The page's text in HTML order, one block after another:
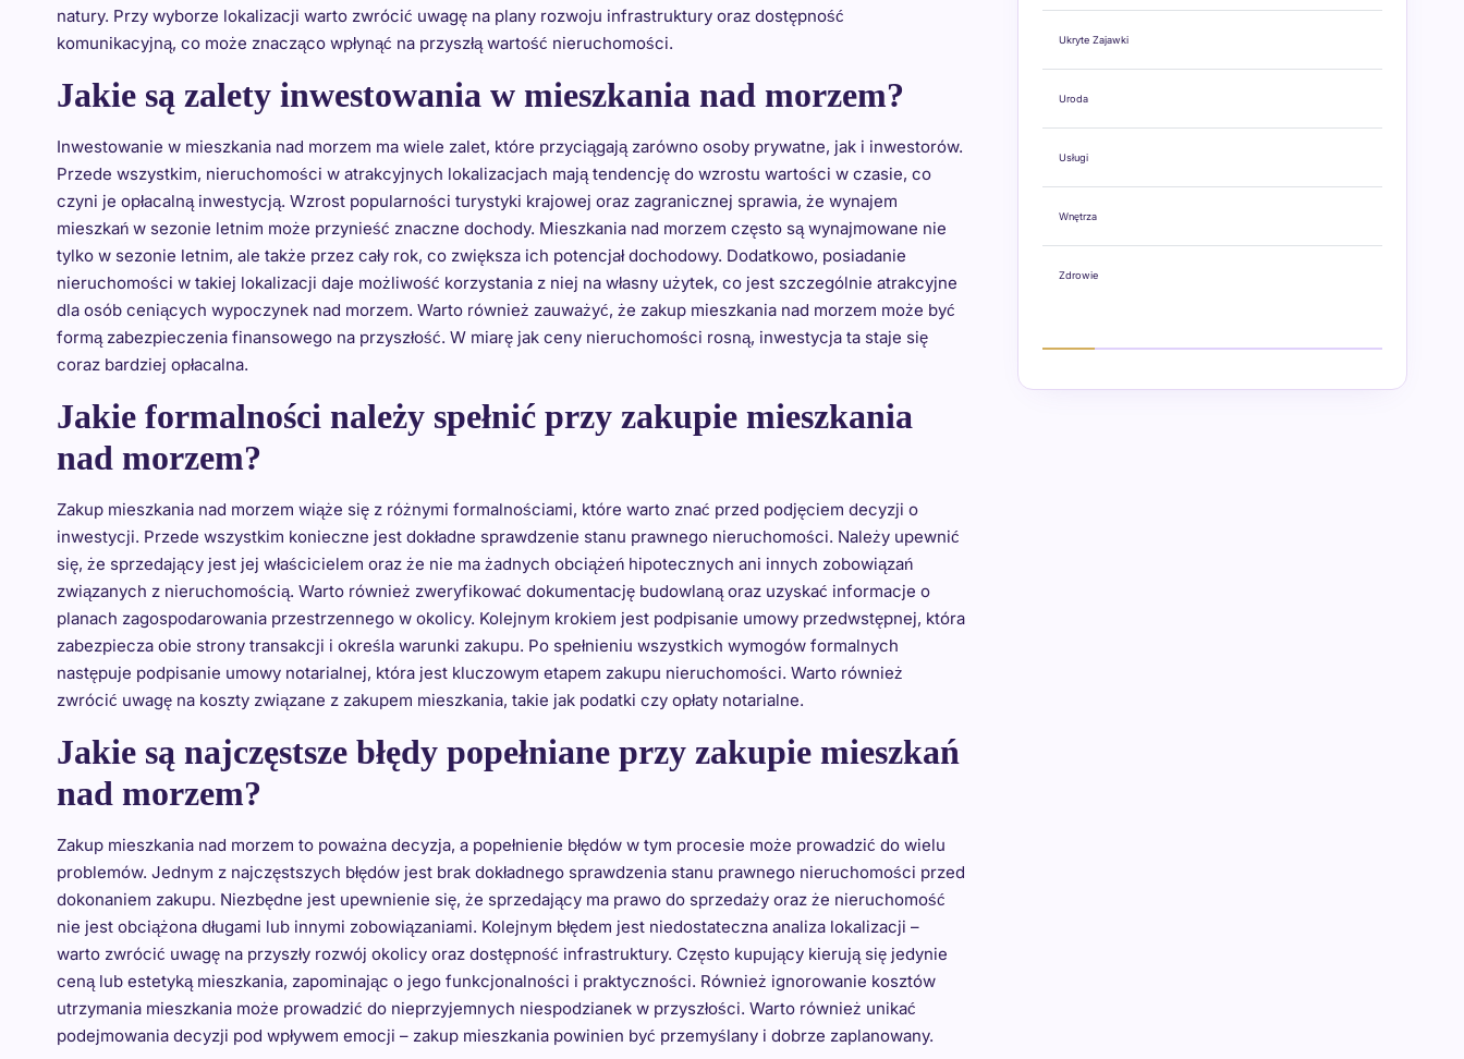
natury. Przy wyborze lokalizacji warto zwrócić uwagę na plany rozwoju infrastruktury oraz dostępność
komunikacyjną, co może znacząco wpłynąć na przyszłą wartość nieruchomości.
Jakie są zalety inwestowania w mieszkania nad morzem?
Inwestowanie w mieszkania nad morzem ma wiele zalet, które przyciągają zarówno osoby prywatne, jak i inwestorów.
Przede wszystkim, nieruchomości w atrakcyjnych lokalizacjach mają tendencję do wzrostu wartości w czasie, co
czyni je opłacalną inwestycją. Wzrost popularności turystyki krajowej oraz zagranicznej sprawia, że wynajem
mieszkań w sezonie letnim może przynieść znaczne dochody. Mieszkania nad morzem często są wynajmowane nie
tylko w sezonie letnim, ale także przez cały rok, co zwiększa ich potencjał dochodowy. Dodatkowo, posiadanie
nieruchomości w takiej lokalizacji daje możliwość korzystania z niej na własny użytek, co jest szczególnie atrakcyjne
dla osób ceniących wypoczynek nad morzem. Warto również zauważyć, że zakup mieszkania nad morzem może być
formą zabezpieczenia finansowego na przyszłość. W miarę jak ceny nieruchomości rosną, inwestycja ta staje się
coraz bardziej opłacalna.
Jakie formalności należy spełnić przy zakupie mieszkania
nad morzem?
Zakup mieszkania nad morzem wiąże się z różnymi formalnościami, które warto znać przed podjęciem decyzji o
inwestycji. Przede wszystkim konieczne jest dokładne sprawdzenie stanu prawnego nieruchomości. Należy upewnić
się, że sprzedający jest jej właścicielem oraz że nie ma żadnych obciążeń hipotecznych ani innych zobowiązań
związanych z nieruchomością. Warto również zweryfikować dokumentację budowlaną oraz uzyskać informacje o
planach zagospodarowania przestrzennego w okolicy. Kolejnym krokiem jest podpisanie umowy przedwstępnej, która
zabezpiecza obie strony transakcji i określa warunki zakupu. Po spełnieniu wszystkich wymogów formalnych
następuje podpisanie umowy notarialnej, która jest kluczowym etapem zakupu nieruchomości. Warto również
zwrócić uwagę na koszty związane z zakupem mieszkania, takie jak podatki czy opłaty notarialne.
Jakie są najczęstsze błędy popełniane przy zakupie mieszkań
nad morzem?
Zakup mieszkania nad morzem to poważna decyzja, a popełnienie błędów w tym procesie może prowadzić do wielu
problemów. Jednym z najczęstszych błędów jest brak dokładnego sprawdzenia stanu prawnego nieruchomości przed
dokonaniem zakupu. Niezbędne jest upewnienie się, że sprzedający ma prawo do sprzedaży oraz że nieruchomość
nie jest obciążona długami lub innymi zobowiązaniami. Kolejnym błędem jest niedostateczna analiza lokalizacji –
warto zwrócić uwagę na przyszły rozwój okolicy oraz dostępność infrastruktury. Często kupujący kierują się jedynie
ceną lub estetyką mieszkania, zapominając o jego funkcjonalności i praktyczności. Również ignorowanie kosztów
utrzymania mieszkania może prowadzić do nieprzyjemnych niespodzianek w przyszłości. Warto również unikać
podejmowania decyzji pod wpływem emocji – zakup mieszkania powinien być przemyślany i dobrze zaplanowany.
Ukryte Zajawki
Uroda
Usługi
Wnętrza
Zdrowie